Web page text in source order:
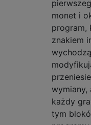
monet i
program,
znakiem
wymiany,
każdy
tym